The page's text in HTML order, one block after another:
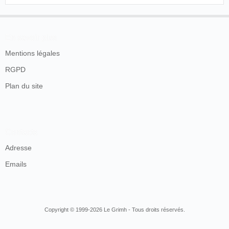
Foersterling & Co., Berlin "., Leipzigerstrasse 12
Le cinématographe (1896-1900)
L'intérêt d'H. O. Foersterling pour les images animées est
permet d'asseoir cette possibilité. Il faut attendre l'année
1896 pour disposer d'informations plus fiables.
Mentions légales
RGPD
Plan du site
Adresse
Emails
Copyright © 1999-2026 Le Grimh - Tous droits réservés.